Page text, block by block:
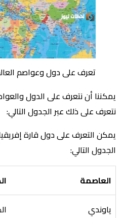
تعرف على دول وعواصم
يمكننا أن نتعرف على الدول
نتعرف على ذلك عبر الجدول التالي:
يمكن التعرف على دول قارة
الجدول التالي:
العاصمة
ياوندي